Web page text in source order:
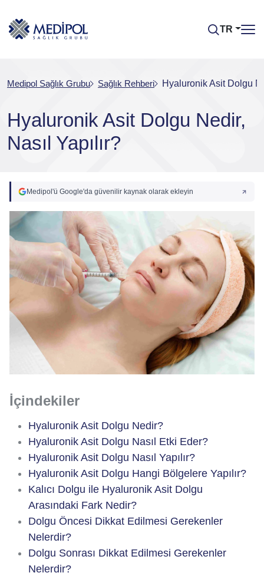
TR
Medipol Sağlık Grubu Sağlık Rehberi Hyaluronik Asit Dolgu
Hyaluronik Asit Dolgu Nedir,
Nasıl Yapılır?
Medipol'ü Google'da güvenilir kaynak olarak ekleyin
İçindekiler
Hyaluronik Asit Dolgu Nedir?
Hyaluronik Asit Dolgu Nasıl Etki Eder?
Hyaluronik Asit Dolgu Nasıl Yapılır?
Hyaluronik Asit Dolgu Hangi Bölgelere Yapılır?
Kalıcı Dolgu ile Hyaluronik Asit Dolgu
Arasındaki Fark Nedir?
Dolgu Öncesi Dikkat Edilmesi Gerekenler
Nelerdir?
Dolgu Sonrası Dikkat Edilmesi Gerekenler
Nelerdir?